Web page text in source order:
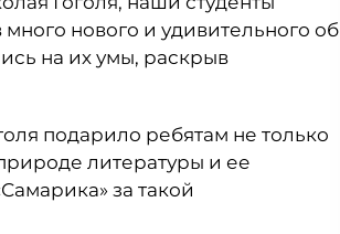
много нового и удивительного об
на их умы, раскрыв
подарило ребятам не только
литературы и ее
за такой